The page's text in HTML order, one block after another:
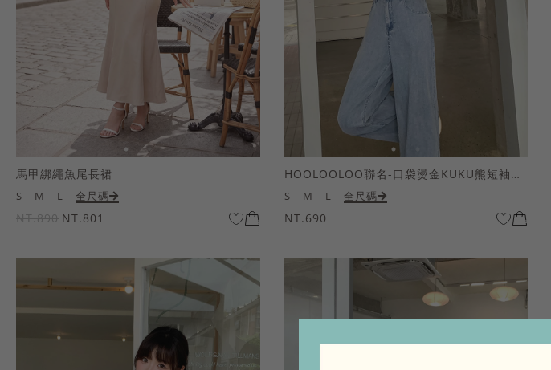
馬甲綁繩魚尾長裙
S M L 全尺碼
NT.890 NT.801
HOOLOOLOO聯名-口袋燙金KUKU熊短袖上衣
S M L 全尺碼
NT.690